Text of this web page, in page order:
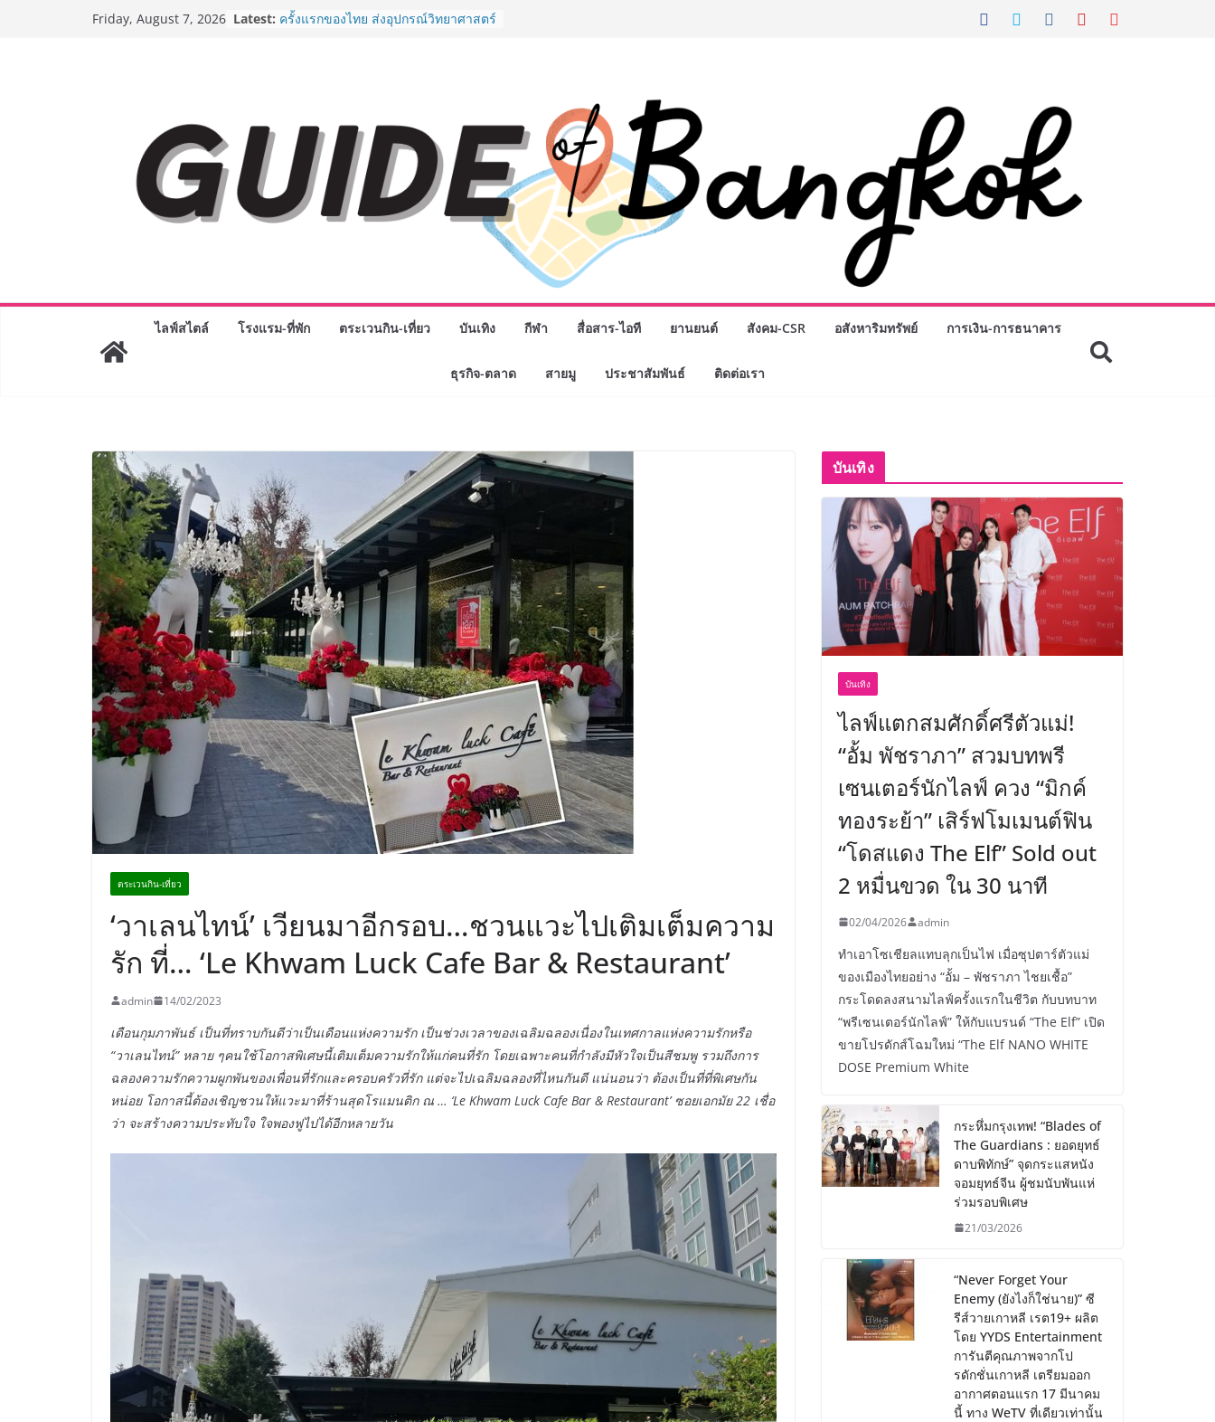
Friday, August 7, 2026 Latest: “ตลาดดอกไม้สี่มุมเมือง” ศูนย์รวมดอกไม้
“CE-7 MATCH” ฝีมือคนไทย ร่วมภารกิจ
สำรวจดวงจันทร์ 24 สิงหาคมนี้
8.8 “ซูเลียน” รวมพลังนักธุรกิจทั่ว
ประเทศ จัดประชุมใหญ่แห่งปี พบ CEO
“ดร.ปิยะวัฒน์” ถ่ายทอดวิสัยทัศน์ธุรกิจ
พร้อมฟรีคอนเสิร์ต “โชค รถแห่” ยกวง
AirAsia X SEE FAH พันธมิตรทางธุรกิจ
BEDO เดินหน้าจัดกิจกรรมเจรจาธุรกิจ
“BIO TRADE CONNECT 2026” ยก
ไลฟ์สไตล์ โรงแรม-ที่พัก ตระเวนกิน-เที่ยว บันเทิง กีฬา สื่อสาร-ไอที ยานยนต์ สังคม-CSR อสังหาริมทรัพย์ การเงิน-การธนาคาร
ธุรกิจ-ตลาด สายมู ประชาสัมพันธ์ ติดต่อเรา
ตระเวนกิน-เที่ยว
‘วาเลนไทน์’ เวียนมาอีกรอบ…ชวนแวะไปเติมเต็มความ
รัก ที่… ‘Le Khwam Luck Cafe Bar & Restaurant’
admin 14/02/2023
เดือนกุมภาพันธ์ เป็นที่ทราบกันดีว่าเป็นเดือนแห่งความรัก เป็นช่วงเวลาของเฉลิมฉลองเนื่องในเทศกาลแห่งความรักหรือ
“วาเลนไทน์” หลาย ๆคนใช้โอกาสพิเศษนี้เติมเต็มความรักให้แก่คนที่รัก โดยเฉพาะคนที่กำลังมีหัวใจเป็นสีชมพู รวมถึงการ
ฉลองความรักความผูกพันของเพื่อนที่รักและครอบครัวที่รัก แต่จะไปเฉลิมฉลองที่ไหนกันดี แน่นอนว่า ต้องเป็นที่ที่พิเศษกัน
หน่อย โอกาสนี้ต้องเชิญชวนให้แวะมาที่ร้านสุดโรแมนติก ณ … ‘Le Khwam Luck Cafe Bar & Restaurant’ ซอยเอกมัย 22 เชื่อ
ว่า จะสร้างความประทับใจ ใจพองฟูไปได้อีกหลายวัน
บันเทิง
บันเทิง
ไลฟ์แตกสมศักดิ์ศรีตัวแม่!
“อั้ม พัชราภา” สวมบทพรี
เซนเตอร์นักไลฟ์ ควง “มิกค์
ทองระย้า” เสิร์ฟโมเมนต์ฟิน
“โดสแดง The Elf” Sold out
2 หมื่นขวด ใน 30 นาที
02/04/2026 admin
ทำเอาโซเชียลแทบลุกเป็นไฟ เมื่อซุปตาร์ตัวแม่
ของเมืองไทยอย่าง “อั้ม – พัชราภา ไชยเชื้อ”
กระโดดลงสนามไลฟ์ครั้งแรกในชีวิต กับบทบาท
“พรีเซนเตอร์นักไลฟ์” ให้กับแบรนด์ “The Elf” เปิด
ขายโปรดักส์โฉมใหม่ “The Elf NANO WHITE
DOSE Premium White
กระหึ่มกรุงเทพ! “Blades of
The Guardians : ยอดยุทธ์
ดาบพิทักษ์” จุดกระแสหนัง
จอมยุทธ์จีน ผู้ชมนับพันแห่
ร่วมรอบพิเศษ
21/03/2026
“Never Forget Your
Enemy (ยังไงก็ใช่นาย)” ซี
รีส์วายเกาหลี เรต19+ ผลิต
โดย YYDS Entertainment
การันตีคุณภาพจากโป
รดักชั่นเกาหลี เตรียมออก
อากาศตอนแรก 17 มีนาคม
นี้ ทาง WeTV ที่เดียวเท่านั้น